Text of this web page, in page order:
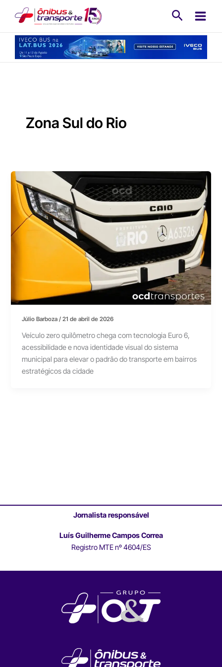
conteúdo
Zona Sul do Rio
Júlio Barboza/21 de abril de 2026
Veículo zero quilômetro chega com tecnologia Euro 6,
acessibilidade e nova identidade visual do sistema
municipal para elevar o padrão do transporte em bairros
estratégicos da cidade
Jornalista responsável
Luís Guilherme Campos Correa
Registro MTE nº 4604/ES